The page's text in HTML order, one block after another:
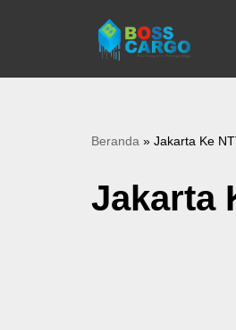
Beranda » Jakarta Ke
Jakarta